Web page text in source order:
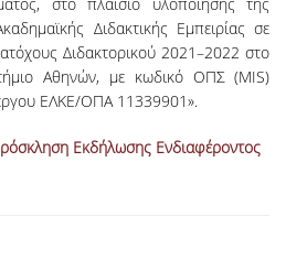
ΥΠΟΤΡΟΦΙΩΝ
ΚΑΙ ΔΙΑΔΙΚΑΣΙΑ ΕΠΙΛΟΓΗΣ
Διδακτικής Εμπειρίας σε
Διδακτορικού 2021–2022 στο
Αθηνών, με κωδικό ΟΠΣ (MIS)
ΕΛΚΕ/ΟΠΑ 11339901».
Εκδήλωσης Ενδιαφέροντος